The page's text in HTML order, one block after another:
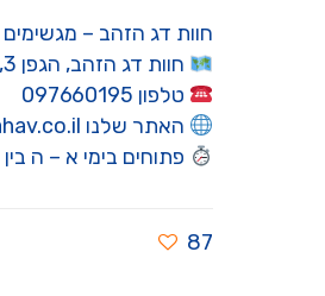
חוות דג הזהב –
חוות דג הזהב, הגפן 3, נווה ימין
טלפון 097660195
האתר שלנו www.daghazahav.co.il
פתוחים בימי א – ה בין השעות 8:00 ל 18:00, ימי שישי וערבי חג עד 15:00.
87